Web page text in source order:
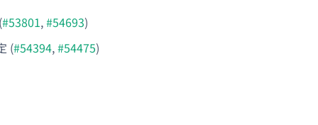
#53801,#54693)
(#54394,#54475)